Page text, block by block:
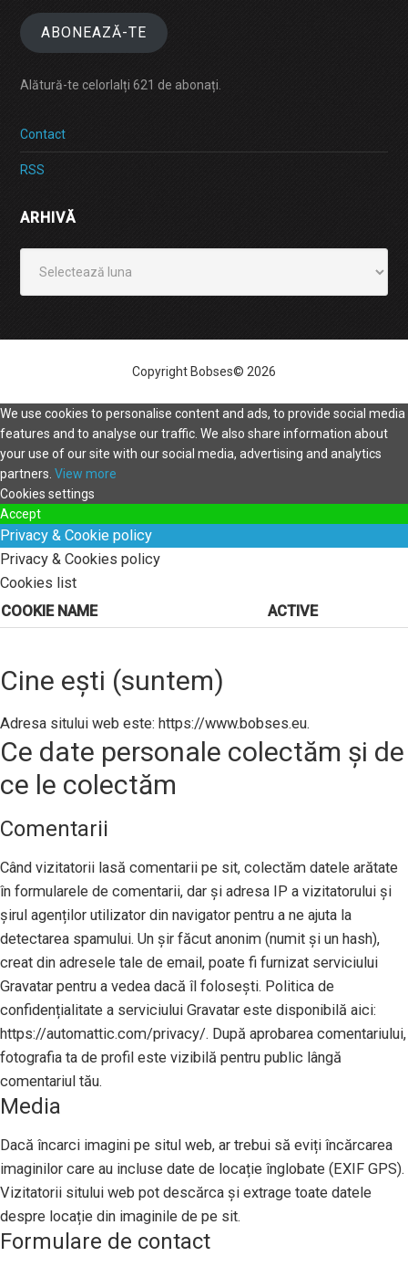
ABONEAZĂ-TE
Alătură-te celorlalți 621 de abonați.
Contact
RSS
ARHIVĂ
Copyright Bobses© 2026
We use cookies to personalise content and ads, to provide social media
features and to analyse our traffic. We also share information about
your use of our site with our social media, advertising and analytics
partners. View more
Cookies settings
Accept
Privacy & Cookie policy
Privacy & Cookies policy
Cookies list
COOKIE NAME
ACTIVE
Cine ești (suntem)
Adresa sitului web este: https://www.bobses.eu.
Ce date personale colectăm și de
ce le colectăm
Comentarii
Când vizitatorii lasă comentarii pe sit, colectăm datele arătate
în formularele de comentarii, dar și adresa IP a vizitatorului și
șirul agenților utilizator din navigator pentru a ne ajuta la
detectarea spamului. Un șir făcut anonim (numit și un hash),
creat din adresele tale de email, poate fi furnizat serviciului
Gravatar pentru a vedea dacă îl folosești. Politica de
confidențialitate a serviciului Gravatar este disponibilă aici:
https://automattic.com/privacy/. După aprobarea comentariului,
fotografia ta de profil este vizibilă pentru public lângă
comentariul tău.
Media
Dacă încarci imagini pe situl web, ar trebui să eviți încărcarea
imaginilor care au incluse date de locație înglobate (EXIF GPS).
Vizitatorii sitului web pot descărca și extrage toate datele
despre locație din imaginile de pe sit.
Formulare de contact